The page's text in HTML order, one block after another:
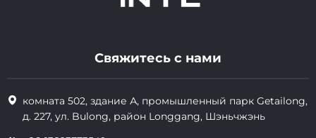
Свяжитесь с нами
комната 502, здание А, промышленный парк Getailong,
д. 227, ул. Bulong, район Longgang, Шэньчжэнь